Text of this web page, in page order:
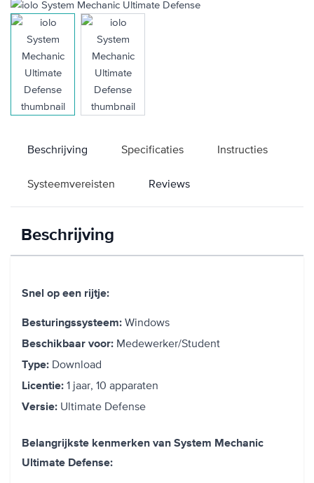
View larger imageView larger image
Beschrijving Specificaties Instructies
Systeemvereisten Reviews
Beschrijving
Snel op een rijtje:
Besturingssysteem: Windows
Beschikbaar voor: Medewerker/Student
Type: Download
Licentie: 1 jaar, 10 apparaten
Versie: Ultimate Defense
Belangrijkste kenmerken van System Mechanic
Ultimate Defense: